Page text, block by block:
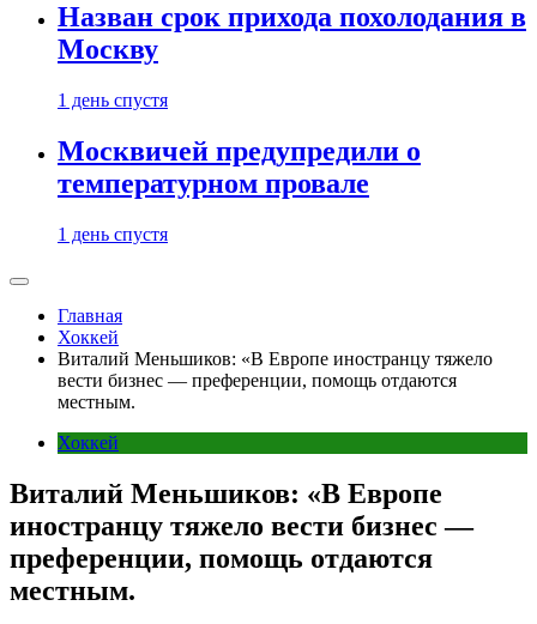
Назван срок прихода похолодания в
Москву
1 день спустя
Москвичей предупредили о
температурном провале
1 день спустя
Главная
Хоккей
Виталий Меньшиков: «В Европе иностранцу тяжело
вести бизнес — преференции, помощь отдаются
местным.
Хоккей
Виталий Меньшиков: «В Европе
иностранцу тяжело вести бизнес —
преференции, помощь отдаются
местным.